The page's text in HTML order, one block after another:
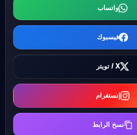
واتساب
فيسبوك
X / تويتر
إنستغرام
نسخ الرابط